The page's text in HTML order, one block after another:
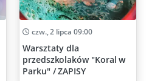
czw., 2 lipca 09:00
Warsztaty dla
przedszkolaków "Koral w
Parku" / ZAPISY